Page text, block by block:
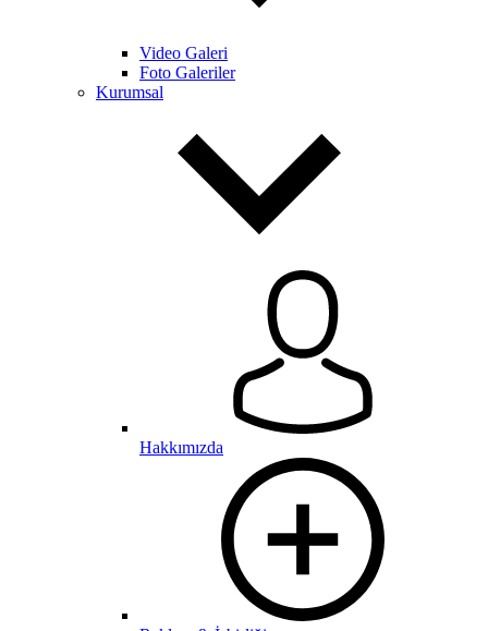
Video Galeri
Foto Galeriler
Kurumsal
Hakkımızda